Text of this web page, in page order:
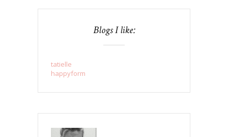
Blogs I like:
tatielle
happyform